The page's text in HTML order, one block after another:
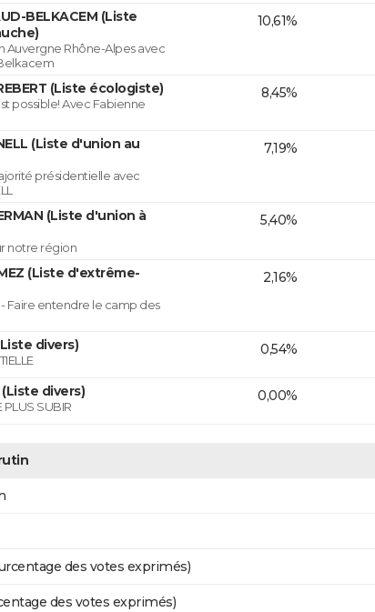
BELKACEM (Liste
Auvergne Rhône-Alpes avec
10,61%
(Liste écologiste)
possible! Avec Fabienne
8,45%
(Liste d'union au
présidentielle avec
7,19%
(Liste d'union à
notre région
5,40%
(Liste d'extrême-
Faire entendre le camp des
2,16%
divers) 0,54%
(Liste divers)
PLUS SUBIR
0,00%
des votes exprimés)
des votes exprimés)